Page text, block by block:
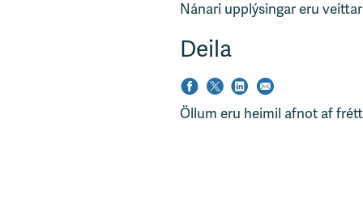
Nánari upplýsingar eru
Deila
Öllum eru heimil afnot af